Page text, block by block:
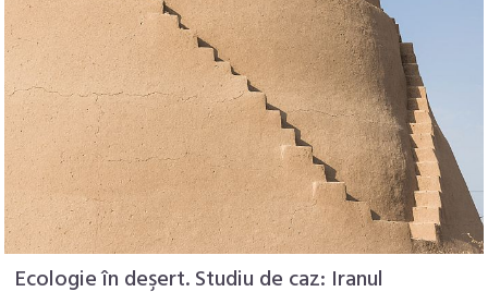
Ecologie în deşert. Studiu de caz: Iranul